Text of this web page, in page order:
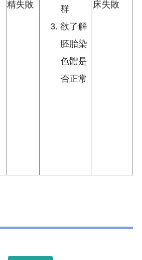
精失敗
群
欲了解
胚胎染
色體是
否正常
床失敗